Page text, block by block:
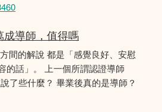
成導師，值得嗎
間的解說 都是「感覺良好、安慰
的話」。 上一個所謂認證導師
了些什麼？ 畢業後真的是導師？